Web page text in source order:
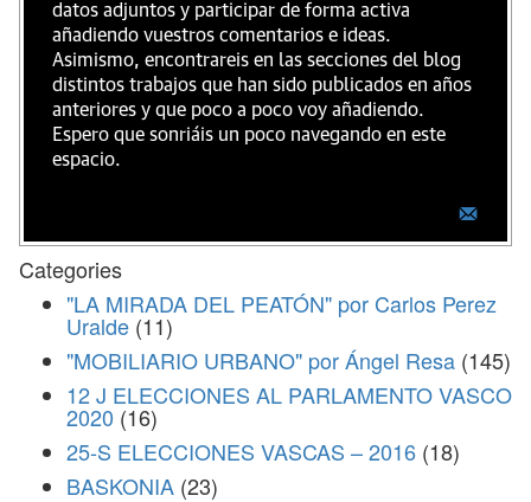
datos adjuntos y participar de forma activa
añadiendo vuestros comentarios e ideas.
Asimismo, encontrareis en las secciones del blog
distintos trabajos que han sido publicados en años
anteriores y que poco a poco voy añadiendo.
Espero que sonriáis un poco navegando en este
espacio.
Categories
"LA MIRADA DEL PEATÓN" por Carlos Perez
Uralde (11)
"MOBILIARIO URBANO" por Ángel Resa (145)
12 J ELECCIONES AL PARLAMENTO VASCO
2020 (16)
25-S ELECCIONES VASCAS – 2016 (18)
BASKONIA (23)